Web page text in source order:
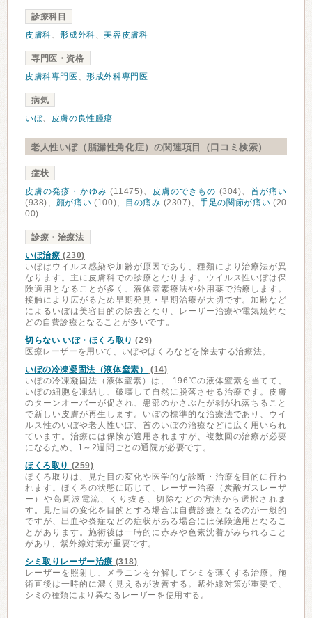
診療科目
皮膚科、形成外科、美容皮膚科
専門医・資格
皮膚科専門医 、形成外科専門医
病気
いぼ、 皮膚の良性腫瘍
老人性いぼ（脂漏性角化症）の関連項目（口コミ検索）
症状
皮膚の発疹・かゆみ (11475)、 皮膚のできもの (304)、首が痛い
(938)、 顔が痛い (100)、 目の痛み (2307)、 手足の関節が痛い (20
00)
診療・治療法
いぼ治療 (230)
いぼはウイルス感染や加齢が原因であり、種類により治療法が異
なります。主に皮膚科での診療となります。ウイルス性いぼは保
険適用となることが多く、液体窒素療法や外用薬で治療します。
接触により広がるため早期発見・早期治療が大切です。加齢など
によるいぼは美容目的の除去となり、レーザー治療や電気焼灼な
どの自費診療となることが多いです。
切らない いぼ・ほくろ取り (29)
医療レーザーを用いて、いぼやほくろなどを除去する治療法。
いぼの冷凍凝固法（液体窒素）
(14)
いぼの冷凍凝固法（液体窒素）は、-196℃の液体窒素を当てて、
いぼの細胞を凍結し、破壊して自然に脱落させる治療です。皮膚
のターンオーバーが促され、患部のかさぶたが剥がれ落ちること
で新しい皮膚が再生します。いぼの標準的な治療法であり、ウイ
ルス性のいぼや老人性いぼ、首のいぼの治療などに広く用いられ
ています。治療には保険が適用されますが、複数回の治療が必要
になるため、1～2週間ごとの通院が必要です。
ほくろ取り (259)
ほくろ取りは、見た目の変化や医学的な診断・治療を目的に行わ
れます。ほくろの状態に応じて、レーザー治療（炭酸ガスレーザ
ー）や高周波電流、くり抜き、切除などの方法から選択されま
す。見た目の変化を目的とする場合は自費診療となるのが一般的
ですが、出血や炎症などの症状がある場合には保険適用となるこ
とがあります。施術後は一時的に赤みや色素沈着がみられること
があり、紫外線対策が重要です。
シミ取りレーザー治療 (318)
レーザーを照射し、メラニンを分解してシミを薄くする治療。施
術直後は一時的に濃く見えるが改善する。紫外線対策が重要で、
シミの種類により異なるレーザーを使用する。